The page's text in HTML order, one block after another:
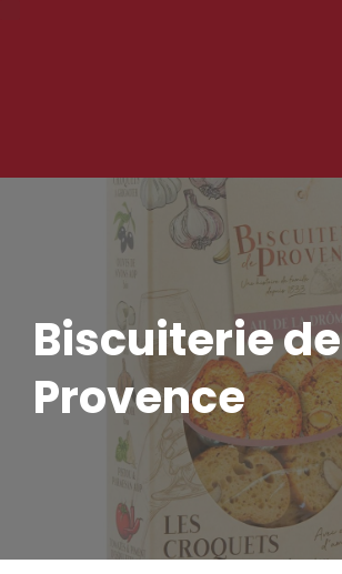
Biscuiterie de
Provence